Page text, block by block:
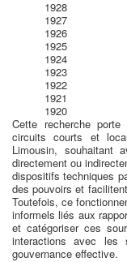
1928
1927
1926
1925
1924
1923
1922
1921
1920
Cette recherche
circuits courts et
Limousin, souhaitant
directement ou
dispositifs techniques
des pouvoirs et
Toutefois, ce
informels liés aux
et catégoriser ces
interactions avec
gouvernance effective.